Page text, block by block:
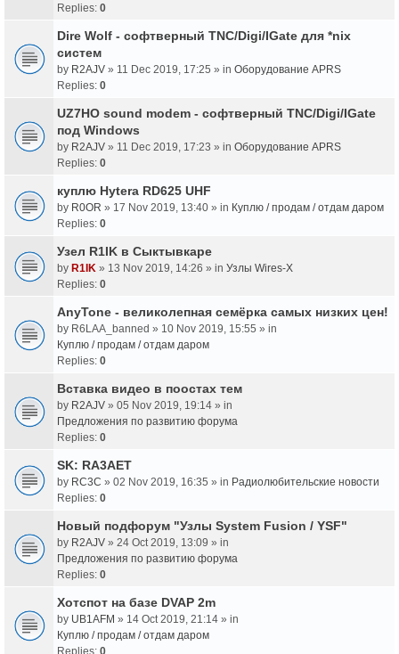
Replies: 0
Dire Wolf - cофтверный TNC/Digi/IGate для *nix
систем
by R2AJV » 11 Dec 2019, 17:25 » in Оборудование APRS
Replies: 0
UZ7HO sound modem - cофтверный TNC/Digi/IGate
под Windows
by R2AJV » 11 Dec 2019, 17:23 » in Оборудование APRS
Replies: 0
куплю Hytera RD625 UHF
by R0OR » 17 Nov 2019, 13:40 » in Куплю / продам / отдам даром
Replies: 0
Узел R1IK в Сыктывкаре
by R1IK » 13 Nov 2019, 14:26 » in Узлы Wires-X
Replies: 0
AnyTone - великолепная семёрка самых низких цен!
by R6LAA_banned » 10 Nov 2019, 15:55 » in
Куплю / продам / отдам даром
Replies: 0
Вставка видео в поостах тем
by R2AJV » 05 Nov 2019, 19:14 » in
Предложения по развитию форума
Replies: 0
SK: RA3AET
by RC3C » 02 Nov 2019, 16:35 » in Радиолюбительские новости
Replies: 0
Новый подфорум "Узлы System Fusion / YSF"
by R2AJV » 24 Oct 2019, 13:09 » in
Предложения по развитию форума
Replies: 0
Хотспот на базе DVAP 2m
by UB1AFM » 14 Oct 2019, 21:14 » in
Куплю / продам / отдам даром
Replies: 0